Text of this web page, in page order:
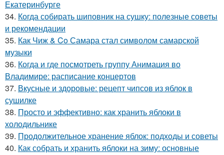
Екатеринбурге
34. Когда собирать шиповник на сушку: полезные советы
и рекомендации
35. Как Чиж & Co Самара стал символом самарской
музыки
36. Когда и где посмотреть группу Анимация во
Владимире: расписание концертов
37. Вкусные и здоровые: рецепт чипсов из яблок в
сушилке
38. Просто и эффективно: как хранить яблоки в
холодильнике
39. Продолжительное хранение яблок: подходы и советы
40. Как собрать и хранить яблоки на зиму: основные